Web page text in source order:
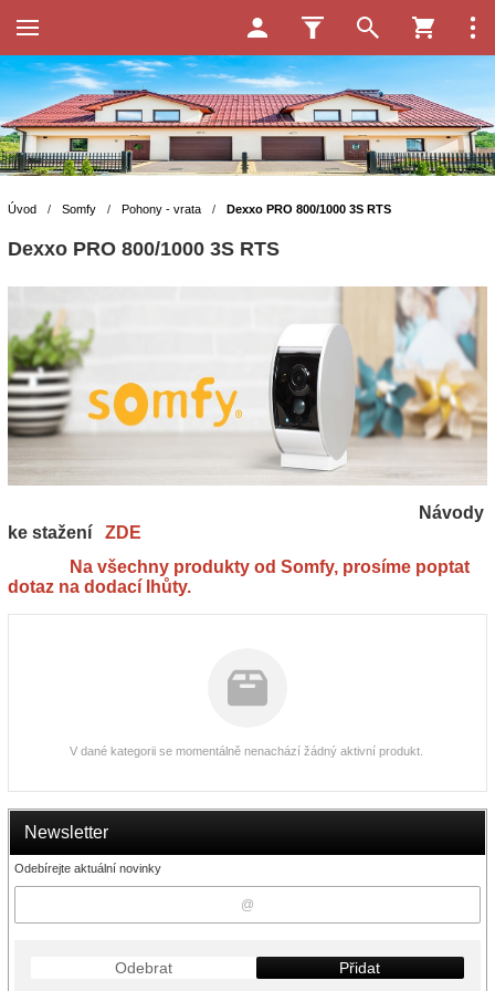
Newsletter
Odebírejte aktuální novinky
Odebrat Přidat
Úvod / Somfy / Pohony - vrata / Dexxo PRO 800/1000 3S RTS
Dexxo PRO 800/1000 3S RTS
Návody
ke stažení ZDE
Na všechny produkty od Somfy, prosíme poptat
dotaz na dodací lhůty.
V dané kategorii se momentálně nenachází žádný aktivní produkt.